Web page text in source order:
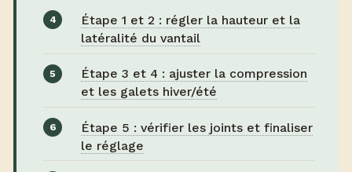
Étape 1 et 2 : régler la hauteur et la
latéralité du vantail
Étape 3 et 4 : ajuster la compression
et les galets hiver/été
Étape 5 : vérifier les joints et finaliser
le réglage